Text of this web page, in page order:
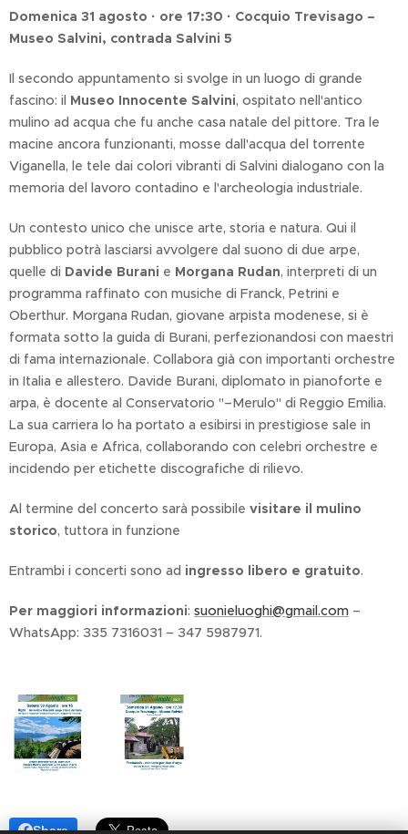
Domenica 31 agosto · ore 17:30 · Cocquio Trevisago –
Museo Salvini, contrada Salvini 5
Il secondo appuntamento si svolge in un luogo di grande
fascino: il Museo Innocente Salvini, ospitato nell'antico
mulino ad acqua che fu anche casa natale del pittore. Tra le
macine ancora funzionanti, mosse dall'acqua del torrente
Viganella, le tele dai colori vibranti di Salvini dialogano con la
memoria del lavoro contadino e l'archeologia industriale.
Un contesto unico che unisce arte, storia e natura. Qui il
pubblico potrà lasciarsi avvolgere dal suono di due arpe,
quelle di Davide Burani e Morgana Rudan, interpreti di un
programma raffinato con musiche di Franck, Petrini e
Oberthur. Morgana Rudan, giovane arpista modenese, si è
formata sotto la guida di Burani, perfezionandosi con maestri
di fama internazionale. Collabora già con importanti orchestre
in Italia e allestero. Davide Burani, diplomato in pianoforte e
arpa, è docente al Conservatorio "–Merulo" di Reggio Emilia.
La sua carriera lo ha portato a esibirsi in prestigiose sale in
Europa, Asia e Africa, collaborando con celebri orchestre e
incidendo per etichette discografiche di rilievo.
Al termine del concerto sarà possibile visitare il mulino
storico, tuttora in funzione
Entrambi i concerti sono ad ingresso libero e gratuito.
Per maggiori informazioni: suonieluoghi@gmail.com –
WhatsApp: 335 7316031 – 347 5987971.
Share